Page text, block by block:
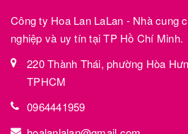
Công ty Hoa Lan LaLan - Nhà cung
nghiệp và uy tín tại TP Hồ Chí Minh.
220 Thành Thái, phường Hòa
TPHCM
0964441959